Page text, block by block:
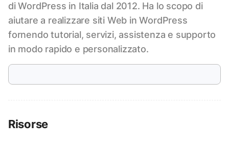
di WordPress in Italia dal 2012. Ha lo scopo di
aiutare a realizzare siti Web in WordPress
fornendo tutorial, servizi, assistenza e supporto
in modo rapido e personalizzato.
Risorse